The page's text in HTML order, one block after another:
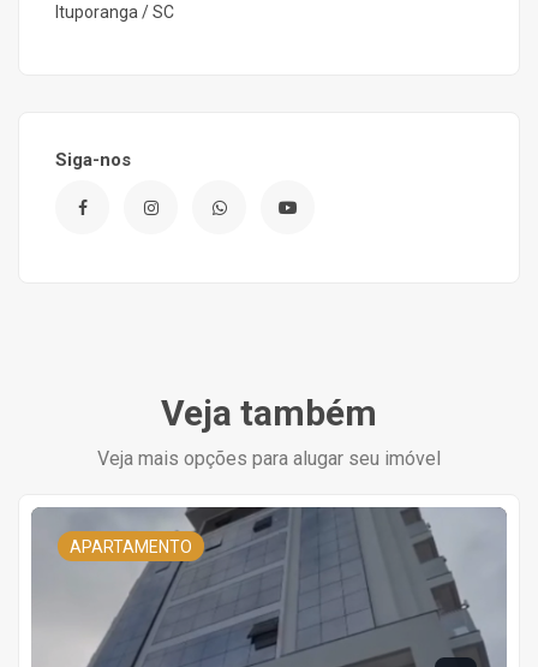
Ituporanga / SC
Siga-nos
Veja também
Veja mais opções para alugar seu imóvel
APARTAMENTO